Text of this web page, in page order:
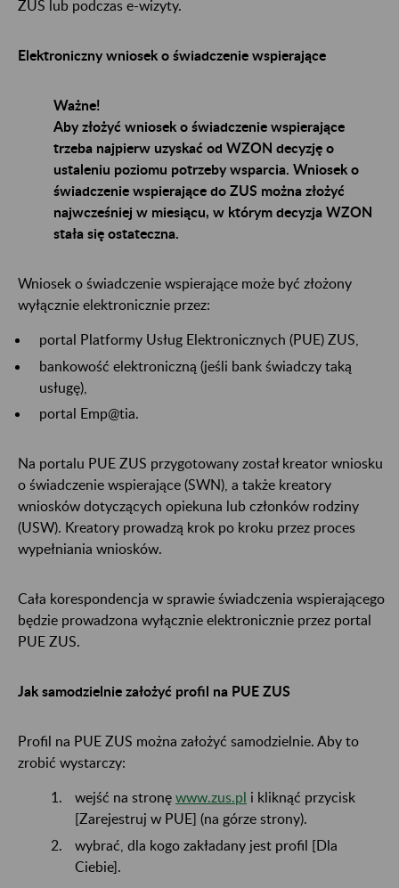
ZUS lub podczas e-wizyty.
Elektroniczny wniosek o świadczenie wspierające
Ważne!
Aby złożyć wniosek o świadczenie wspierające
trzeba najpierw uzyskać od WZON decyzję o
ustaleniu poziomu potrzeby wsparcia. Wniosek o
świadczenie wspierające do ZUS można złożyć
najwcześniej w miesiącu, w którym decyzja WZON
stała się ostateczna.
Wniosek o świadczenie wspierające może być złożony
wyłącznie elektronicznie przez:
portal Platformy Usług Elektronicznych (PUE) ZUS,
bankowość elektroniczną (jeśli bank świadczy taką
usługę),
portal Emp@tia.
Na portalu PUE ZUS przygotowany został kreator wniosku
o świadczenie wspierające (SWN), a także kreatory
wniosków dotyczących opiekuna lub członków rodziny
(USW). Kreatory prowadzą krok po kroku przez proces
wypełniania wniosków.
Cała korespondencja w sprawie świadczenia wspierającego
będzie prowadzona wyłącznie elektronicznie przez portal
PUE ZUS.
Jak samodzielnie założyć profil na PUE ZUS
Profil na PUE ZUS można założyć samodzielnie. Aby to
zrobić wystarczy:
wejść na stronę www.zus.pl i kliknąć przycisk
[Zarejestruj w PUE] (na górze strony).
wybrać, dla kogo zakładany jest profil [Dla
Ciebie].